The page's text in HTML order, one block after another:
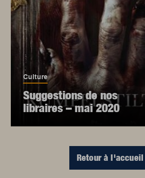
Culture
Suggestions de nos
libraires – mai 2020
Retour à l'accueil